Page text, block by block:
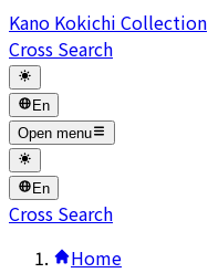
Kano Kokichi Collection
Cross Search
En
Open menu
En
Cross Search
Home